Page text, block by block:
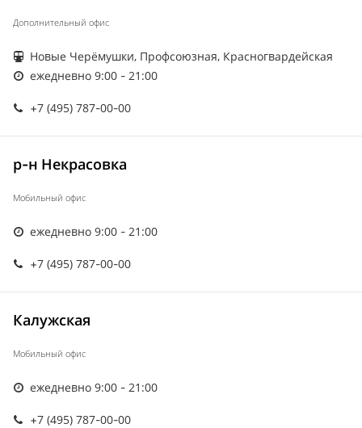
Дополнительный офис
Новые Черёмушки, Профсоюзная, Красногвардейская
ежедневно 9:00 - 21:00
+7 (495) 787-00-00
р-н Некрасовка
Мобильный офис
ежедневно 9:00 - 21:00
+7 (495) 787-00-00
Калужская
Мобильный офис
ежедневно 9:00 - 21:00
+7 (495) 787-00-00